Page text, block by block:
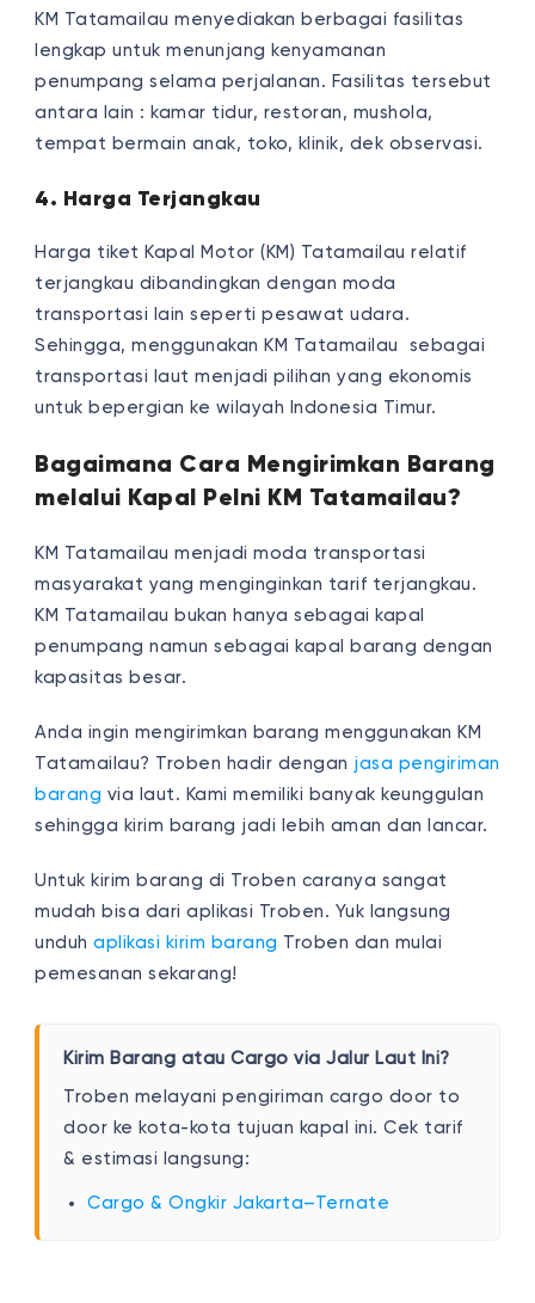
KM Tatamailau menyediakan berbagai fasilitas
lengkap untuk menunjang kenyamanan
penumpang selama perjalanan. Fasilitas tersebut
antara lain : kamar tidur, restoran, mushola,
tempat bermain anak, toko, klinik, dek observasi.
4. Harga Terjangkau
Harga tiket Kapal Motor (KM) Tatamailau relatif
terjangkau dibandingkan dengan moda
transportasi lain seperti pesawat udara.
Sehingga, menggunakan KM Tatamailau sebagai
transportasi laut menjadi pilihan yang ekonomis
untuk bepergian ke wilayah Indonesia Timur.
Bagaimana Cara Mengirimkan Barang
melalui Kapal Pelni KM Tatamailau?
KM Tatamailau menjadi moda transportasi
masyarakat yang menginginkan tarif terjangkau.
KM Tatamailau bukan hanya sebagai kapal
penumpang namun sebagai kapal barang dengan
kapasitas besar.
Anda ingin mengirimkan barang menggunakan KM
Tatamailau? Troben hadir dengan jasa pengiriman
barang via laut. Kami memiliki banyak keunggulan
sehingga kirim barang jadi lebih aman dan lancar.
Untuk kirim barang di Troben caranya sangat
mudah bisa dari aplikasi Troben. Yuk langsung
unduhaplikasi kirim barang Troben dan mulai
pemesanan sekarang!
Kirim Barang atau Cargo via Jalur Laut Ini?
Troben melayani pengiriman cargo door to
door ke kota-kota tujuan kapal ini. Cek tarif
& estimasi langsung:
Cargo & Ongkir Jakarta–Ternate